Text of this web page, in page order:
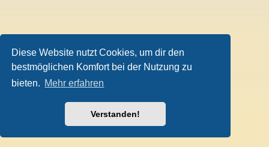
Diese Website nutzt Cookies, um dir den
bestmöglichen Komfort bei der Nutzung zu
bieten. Mehr erfahren
Verstanden!